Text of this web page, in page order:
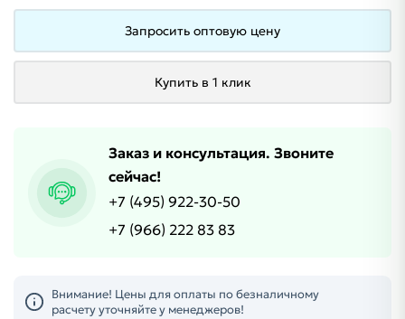
Запросить оптовую цену
Купить в 1 клик
Заказ и консультация. Звоните
сейчас!
+7 (495) 922-30-50
+7 (966) 222 83 83
Внимание! Цены для оплаты по безналичному
расчету уточняйте у менеджеров!